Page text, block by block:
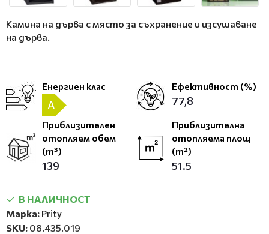
Камина на дърва с място за съхранение и изсушаване
на дърва.
Енергиен клас
A
Ефективност (%)
77,8
Приблизителен
отопляем обем
(m³)
139
Приблизителна
отопляема площ
(m²)
51.5
В НАЛИЧНОСТ
Марка: Prity
SKU: 08.435.019